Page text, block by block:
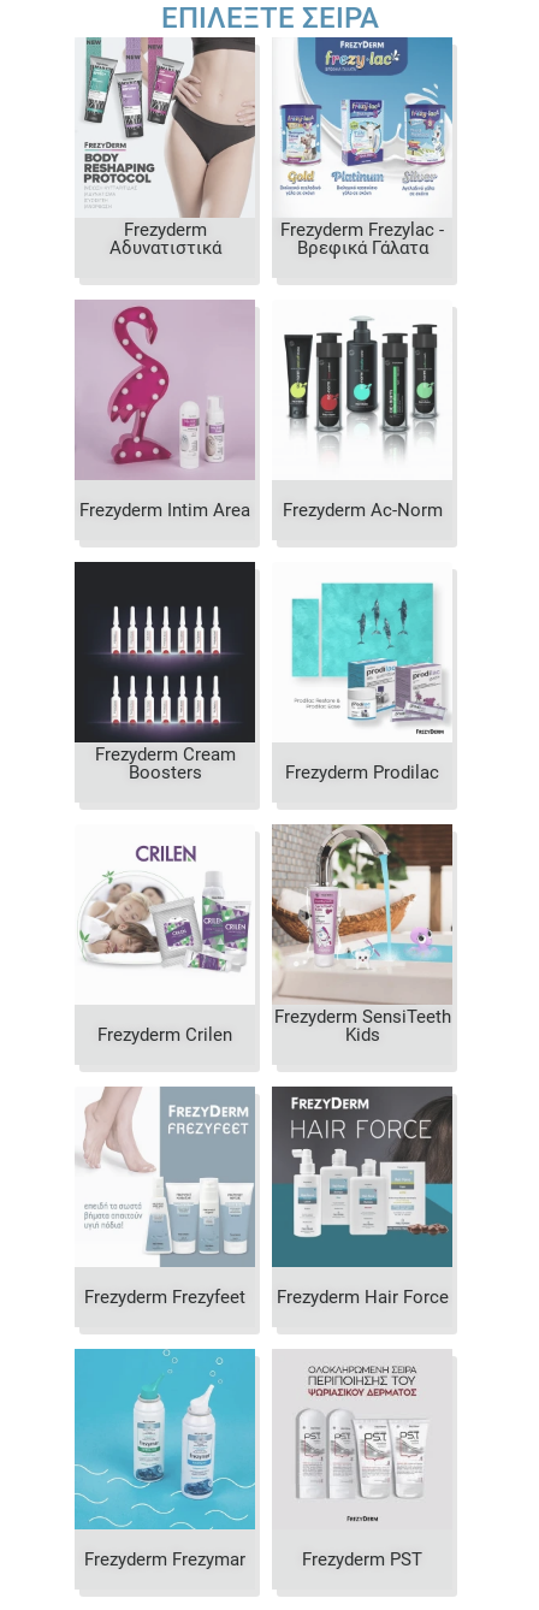
ΕΠΙΛΈΞΤΕ ΣΕΙΡΆ
Frezyderm
Αδυνατιστικά
Frezyderm Frezylac -
Βρεφικά Γάλατα
Frezyderm Intim Area Frezyderm Ac-Norm
Frezyderm Cream
Boosters
Frezyderm Prodilac
Frezyderm Crilen
Frezyderm SensiTeeth
Kids
Frezyderm Frezyfeet Frezyderm Hair Force
Frezyderm Frezymar Frezyderm PST